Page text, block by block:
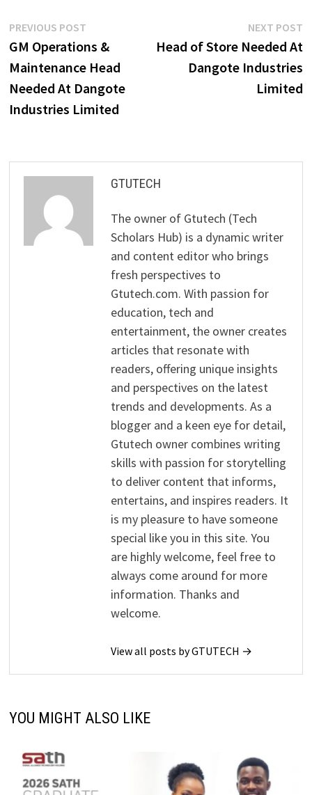
Post
navigation
PREVIOUS POSTPrevious
post:
GM Operations &
Maintenance Head
Needed At Dangote
Industries Limited
NEXT POST
Head of Store Needed At
Dangote Industries
Limited
GTUTECH
The owner of Gtutech (Tech
Scholars Hub) is a dynamic writer
and content editor who brings
fresh perspectives to
Gtutech.com. With passion for
education, tech and
entertainment, the owner creates
articles that resonate with
readers, offering unique insights
and perspectives on the latest
trends and developments. As a
blogger and a keen eye for detail,
Gtutech owner combines writing
skills with passion for storytelling
to deliver content that informs,
entertains, and inspires readers. It
is my pleasure to have someone
special like you in this site. You
are highly welcome, feel free to
always come around for more
information. Thanks and
welcome.
View all posts by GTUTECH →
YOU MIGHT ALSO LIKE